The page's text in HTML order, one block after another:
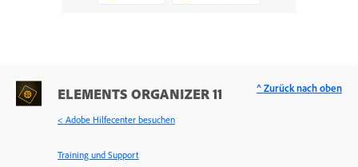
ELEMENTS ORGANIZER 11
< Adobe Hilfecenter besuchen
Training und Support
^ Zurück nach oben